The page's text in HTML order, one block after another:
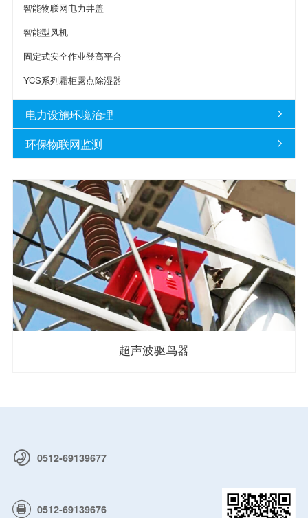
智能物联网电力井盖
智能型风机
固定式安全作业登高平台
YCS系列霜柜露点除湿器
电力设施环境治理 
环保物联网监测 
超声波驱鸟器
0512-69139677
0512-69139676